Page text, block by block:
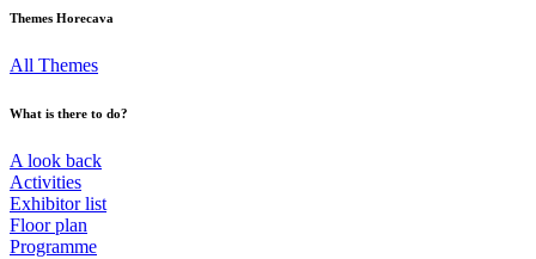
Themes Horecava
All Themes
What is there to do?
A look back
Activities
Exhibitor list
Floor plan
Programme